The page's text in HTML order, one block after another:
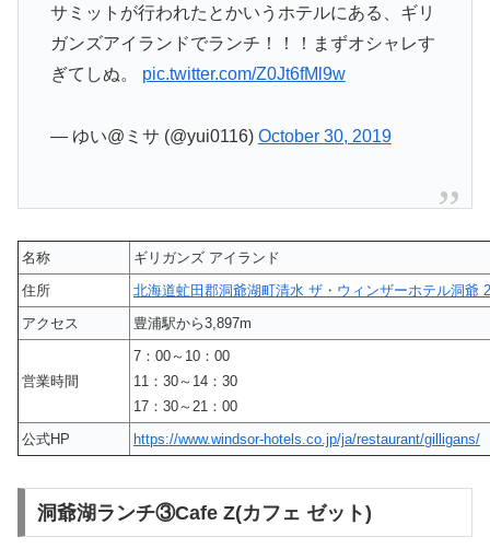
サミットが行われたとかいうホテルにある、ギリ
ガンズアイランドでランチ！！！まずオシャレす
ぎてしぬ。 pic.twitter.com/Z0Jt6fMl9w
— ゆい@ミサ (@yui0116) October 30, 2019
名称
ギリガンズ アイランド
住所
北海道虻田郡洞爺湖町清水 ザ・ウィンザーホテル洞爺
アクセス
豊浦駅から3,897m
営業時間
7：00～10：00
11：30～14：30
17：30～21：00
公式HP
https://www.windsor-hotels.co.jp/ja/restaurant/gilligans/
洞爺湖ランチ③Cafe Z(カフェ ゼット)